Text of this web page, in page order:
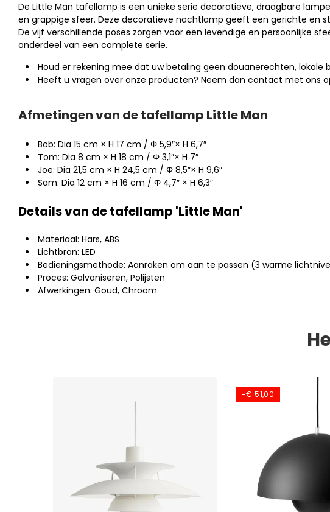
De Little Man tafellamp is een unieke serie decoratieve, draagbare
en grappige sfeer. Deze decoratieve nachtlamp geeft een gerichte en
De vijf verschillende poses zorgen voor een levendige en persoonlijke
onderdeel van een complete serie.
Houd er rekening mee dat uw betaling geen douanerechten,
Heeft u vragen over onze producten? Neem dan contact met ons
Afmetingen van de tafellamp Little Man
Bob: Dia 15 cm × H 17 cm / Φ 5,9″× H 6,7″
Tom: Dia 8 cm × H 18 cm / Φ 3,1″× H 7″
Joe: Dia 21,5 cm × H 24,5 cm / Φ 8,5″× H 9,6″
Sam: Dia 12 cm × H 16 cm / Φ 4,7″ × H 6,3″
Details van de tafellamp 'Little Man'
Materiaal: Hars, ABS
Lichtbron: LED
Bedieningsmethode: Aanraken om aan te passen (3 warme
Proces: Galvaniseren, Polijsten
Afwerkingen: Goud, Chroom
-€ 51,00